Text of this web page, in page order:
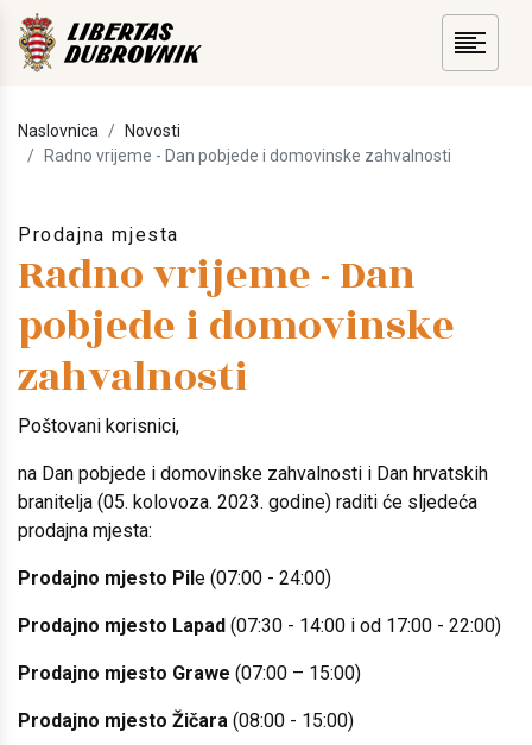
Naslovnica
Novosti
Radno vrijeme - Dan pobjede i domovinske zahvalnosti
Prodajna mjesta
Radno vrijeme - Dan
pobjede i domovinske
zahvalnosti
Poštovani korisnici,
na Dan pobjede i domovinske zahvalnosti i Dan hrvatskih
branitelja (05. kolovoza. 2023. godine) raditi će sljedeća
prodajna mjesta:
Prodajno mjesto Pile (07:00 - 24:00)
Prodajno mjesto Lapad (07:30 - 14:00 i od 17:00 - 22:00)
Prodajno mjesto Grawe (07:00 – 15:00)
Prodajno mjesto Žičara (08:00 - 15:00)